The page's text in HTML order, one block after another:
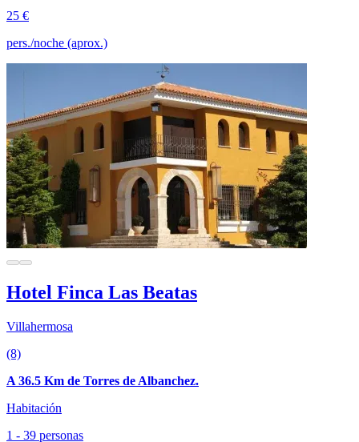
25 €
pers./noche (aprox.)
Hotel Finca Las Beatas
Villahermosa
(8)
A 36.5 Km de Torres de Albanchez.
Habitación
1 - 39 personas